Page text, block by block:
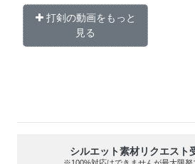
打剣の動画をもっと
見る
シルエット素材リクエスト